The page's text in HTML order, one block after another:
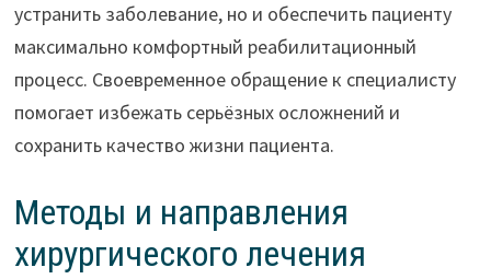
устранить заболевание, но и обеспечить пациенту
максимально комфортный реабилитационный
процесс. Своевременное обращение к специалисту
помогает избежать серьёзных осложнений и
сохранить качество жизни пациента.
Методы и направления
хирургического лечения